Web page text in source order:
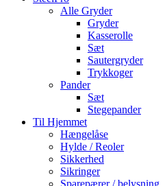
Alle Gryder
Gryder
Kasserolle
Sæt
Sautergryder
Trykkoger
Pander
Sæt
Stegepander
Til Hjemmet
Hængelåse
Hylde / Reoler
Sikkerhed
Sikringer
Sparepærer / belysning